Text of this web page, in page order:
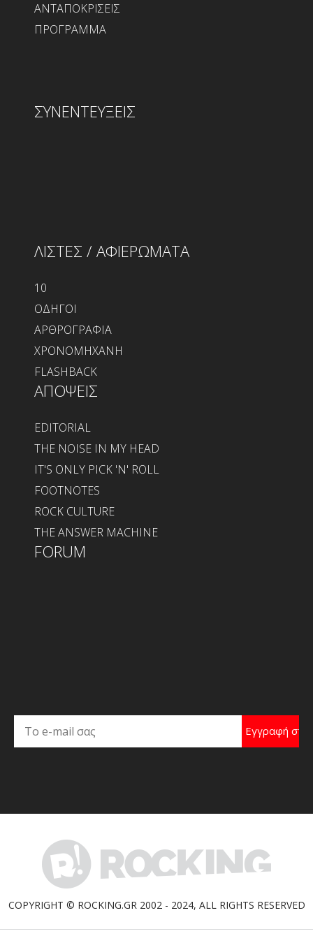
ΑΝΤΑΠΟΚΡΙΣΕΙΣ
ΠΡΟΓΡΑΜΜΑ
ΣΥΝΕΝΤΕΥΞΕΙΣ
ΛΙΣΤΕΣ / ΑΦΙΕΡΩΜΑΤΑ
10
ΟΔΗΓΟΙ
ΑΡΘΡΟΓΡΑΦΙΑ
ΧΡΟΝΟΜΗΧΑΝΗ
FLASHBACK
ΑΠΟΨΕΙΣ
EDITORIAL
THE NOISE IN MY HEAD
IT'S ONLY PICK 'N' ROLL
FOOTNOTES
ROCK CULTURE
THE ANSWER MACHINE
FORUM
COPYRIGHT © ROCKING.GR 2002 - 2024, ALL RIGHTS RESERVED